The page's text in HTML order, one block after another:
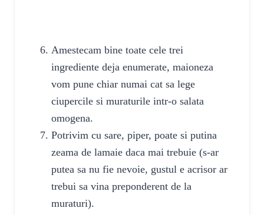
Amestecam bine toate cele trei
ingrediente deja enumerate, maioneza
vom pune chiar numai cat sa lege
ciupercile si muraturile intr-o salata
omogena.
Potrivim cu sare, piper, poate si putina
zeama de lamaie daca mai trebuie (s-ar
putea sa nu fie nevoie, gustul e acrisor ar
trebui sa vina preponderent de la
muraturi).